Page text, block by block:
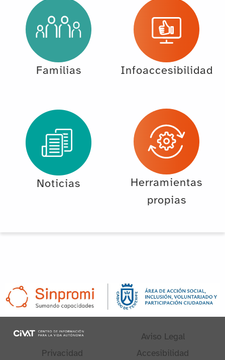
Familias Infoaccesibilidad
Noticias
Herramientas
propias
Aviso Legal
Privacidad
Accesibilidad